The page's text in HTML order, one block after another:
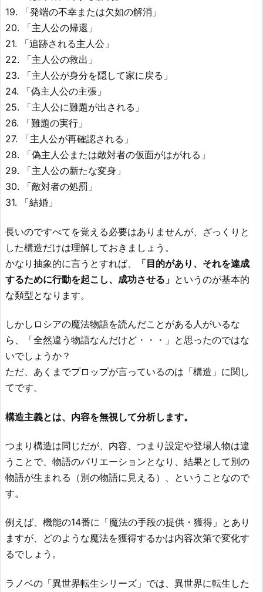
19. 「発端の不幸または欠如の解消」
20. 「主人公の帰還」
21. 「追跡される主人公」
22. 「主人公の救出」
23. 「主人公が身分を隠して家に戻る」
24. 「偽主人公の主張」
25. 「主人公に難題が出される」
26. 「難題の実行」
27. 「主人公が再確認される」
28. 「偽主人公または敵対者の仮面がはがれる」
29. 「主人公の新たな変身」
30. 「敵対者の処罰」
31. 「結婚」
長いのですべてを覚える必要はありませんが、ざっくりと
した構造だけは理解しておきましょう。
かなり抽象的に言うとすれば、
「目的があり、それを達成
するために行動を起こし、成功させる」 というのが基本的
な類型となります。
しかしロシアの魔法物語を読んだことがある人がいるな
ら、「全然違う物語なんだけど・・・」と思ったのではな
いでしょうか？
ただ、あくまでプロップが言っているのは「構造」に関し
てです。
構造主義とは、内容を無視して分析します。
つまり構造は同じだが、内容、つまり設定や登場人物は違
うことで、物語のバリエーションとなり、結果として別の
物語が生まれる（別の物語に見える）、ということなので
す。
例えば、機能の14番に「魔法の手段の提供・獲得」とあり
ますが、どのような魔法を獲得するかは内容次第で変化す
るでしょう。
ラノベの「異世界転生シリーズ」では、異世界に転生した